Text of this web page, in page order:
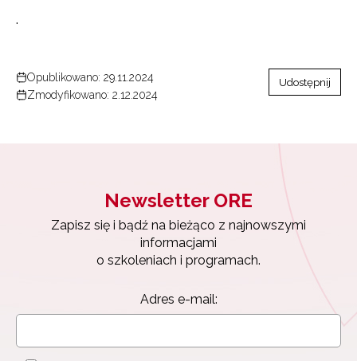
.
Opublikowano: 29.11.2024
Zmodyfikowano: 2.12.2024
Udostępnij
Newsletter ORE
Zapisz się i bądź na bieżąco z najnowszymi
informacjami
o szkoleniach i programach.
Adres e-mail: